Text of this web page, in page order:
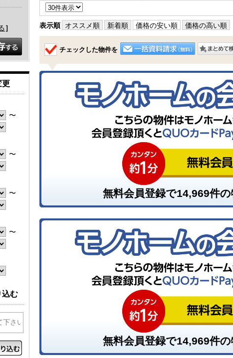
表示順 オススメ順 新着順 価格の安い順 価格の高い順
チェックした物件を
無料会員登録で14,969件の
無料会員登録で14,969件の
］
更
〜
〜
〜
〜
込む